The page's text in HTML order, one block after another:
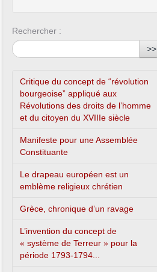
Rechercher :
>>
Critique du concept de “révolution
bourgeoise” appliqué aux
Révolutions des droits de l’homme
et du citoyen du XVIIIe siècle
Manifeste pour une Assemblée
Constituante
Le drapeau européen est un
emblème religieux chrétien
Grèce, chronique d’un ravage
L’invention du concept de
« système de Terreur » pour la
période 1793-1794...